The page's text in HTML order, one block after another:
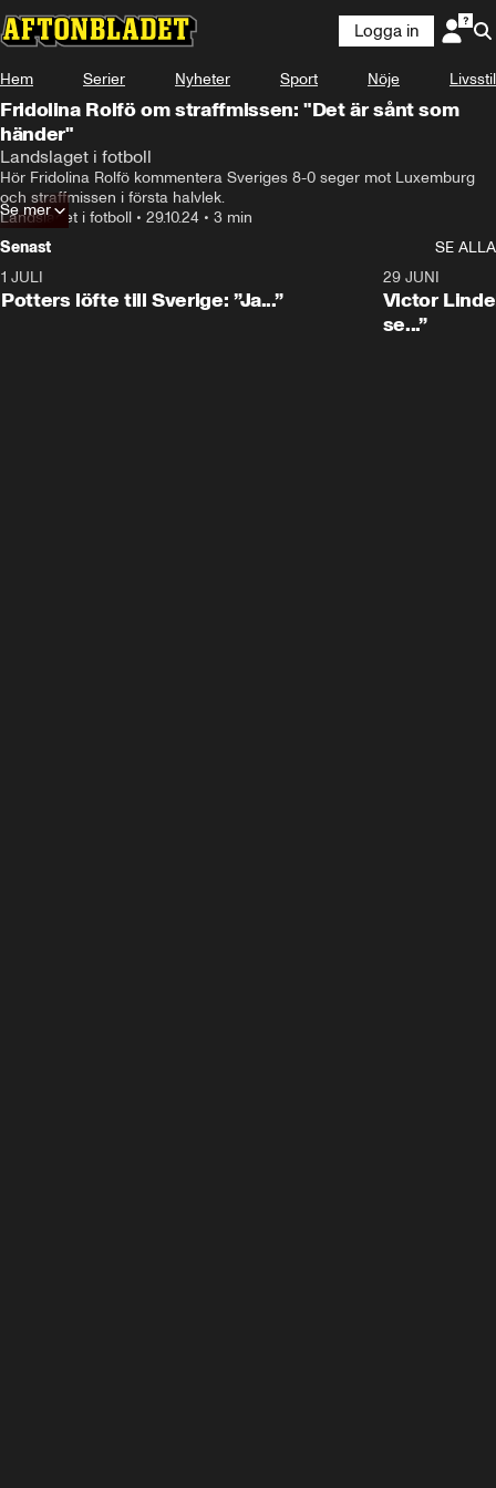
Logga in
Hem Serier Nyheter Sport Nöje Livsstil
Fridolina Rolfö om straffmissen: "Det är sånt som
händer"
Landslaget i fotboll
Hör Fridolina Rolfö kommentera Sveriges 8-0 seger mot Luxemburg
och straffmissen i första halvlek.
Landslaget i fotboll • 29.10.24 • 3 min
Se mer
Senast
SE ALLA
1 JULI
Potters löfte till Sverige: ”Ja...”
29 JUNI
Victor
se...”